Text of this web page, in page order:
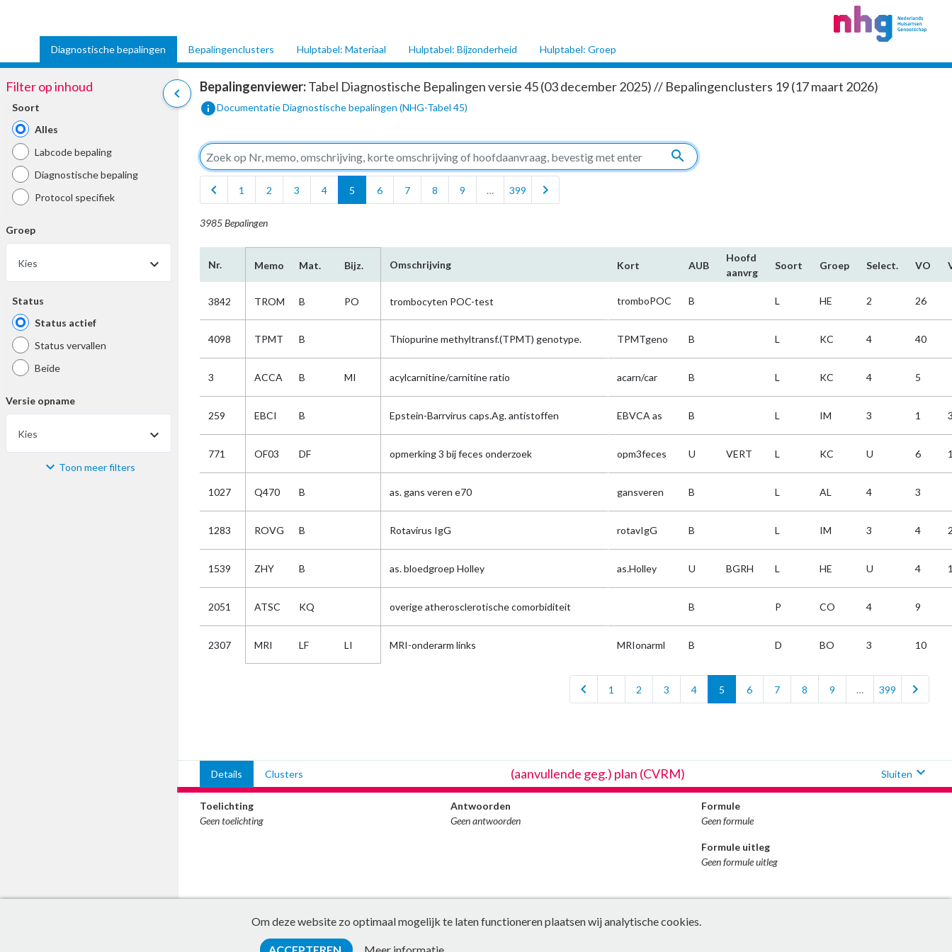
Diagnostische bepalingen Bepalingenclusters Hulptabel: Materiaal Hulptabel: Bijzonderheid Hulptabel: Groep
chevron_left
Filter op inhoud
Soort
Alles
Labcode bepaling
Diagnostische bepaling
Protocol specifiek
Groep
Kies
Status
Status actief
Status vervallen
Beide
Versie opname
Kies
Materiaal Toon meer filters
Bepalingenviewer:Tabel Diagnostische Bepalingen versie 45 (03 december 2025) // Bepalingenclusters 19 (17 maart 2026)
infoDocumentatie Diagnostische bepalingen (NHG-Tabel 45)
search
chevron_left
1 2 3 4 5 6 7 8 9 … 399 chevron_right
3985 Bepalingen
Nr. Memo Mat. Bijz. Omschrijving Kort AUB
Hoofd​
aanvrg
Soort Groep Select. VO
3842 TROM B PO trombocyten POC-test tromboPOC B L HE 2 26
4098 TPMT B Thiopurine methyltransf.(TPMT) genotype. TPMTgeno B L KC 4 40
3 ACCA B MI acylcarnitine/carnitine ratio acarn/car B L KC 4 5
259 EBCI B Epstein-Barrvirus caps.Ag. antistoffen EBVCA as B L IM 3 1
771 OF03 DF opmerking 3 bij feces onderzoek opm3feces U VERT L KC U 6
1027 Q470 B as. gans veren e70 gansveren B L AL 4 3
1283 ROVG B Rotavirus IgG rotavIgG B L IM 3 4
1539 ZHY B as. bloedgroep Holley as.Holley U BGRH L HE U 4
2051 ATSC KQ overige atherosclerotische comorbiditeit B P CO 4 9
2307 MRI LF LI MRI-onderarm links MRIonarml B D BO 3 10
chevron_left 1 2 3 4 5 6 7 8 9 … 399 chevron_right
Details Clusters (aanvullende geg.) plan (CVRM) Sluiten expand_more
Toelichting
Geen toelichting
Antwoorden
Geen antwoorden
Formule
Geen formule
Formule uitleg
Geen formule uitleg
Om deze website zo optimaal mogelijk te laten functioneren plaatsen wij analytische cookies.